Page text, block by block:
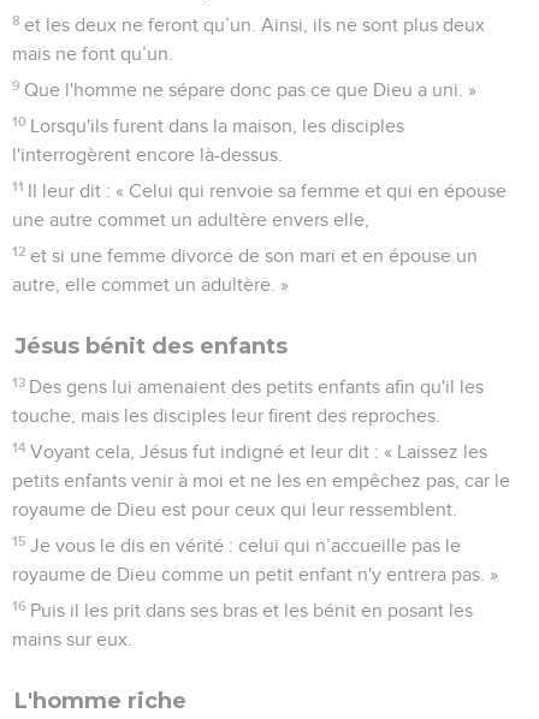
8 et les deux ne feront qu’un. Ainsi, ils ne sont plus deux
mais ne font qu’un.
9 Que l'homme ne sépare donc pas ce que Dieu a uni. »
10 Lorsqu'ils furent dans la maison, les disciples
l'interrogèrent encore là-dessus.
11 Il leur dit : « Celui qui renvoie sa femme et qui en épouse
une autre commet un adultère envers elle,
12 et si une femme divorce de son mari et en épouse un
autre, elle commet un adultère. »
Jésus bénit des enfants
13 Des gens lui amenaient des petits enfants afin qu'il les
touche, mais les disciples leur firent des reproches.
14 Voyant cela, Jésus fut indigné et leur dit : « Laissez les
petits enfants venir à moi et ne les en empêchez pas, car le
royaume de Dieu est pour ceux qui leur ressemblent.
15 Je vous le dis en vérité : celui qui n’accueille pas le
royaume de Dieu comme un petit enfant n'y entrera pas. »
16 Puis il les prit dans ses bras et les bénit en posant les
mains sur eux.
L'homme riche